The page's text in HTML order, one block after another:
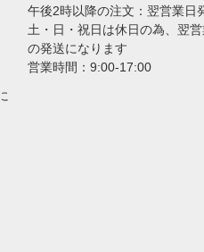
午後2時以降の注文：翌営業日
土・日・祝日は休日の為、翌営
の発送になります
営業時間：9:00-17:00